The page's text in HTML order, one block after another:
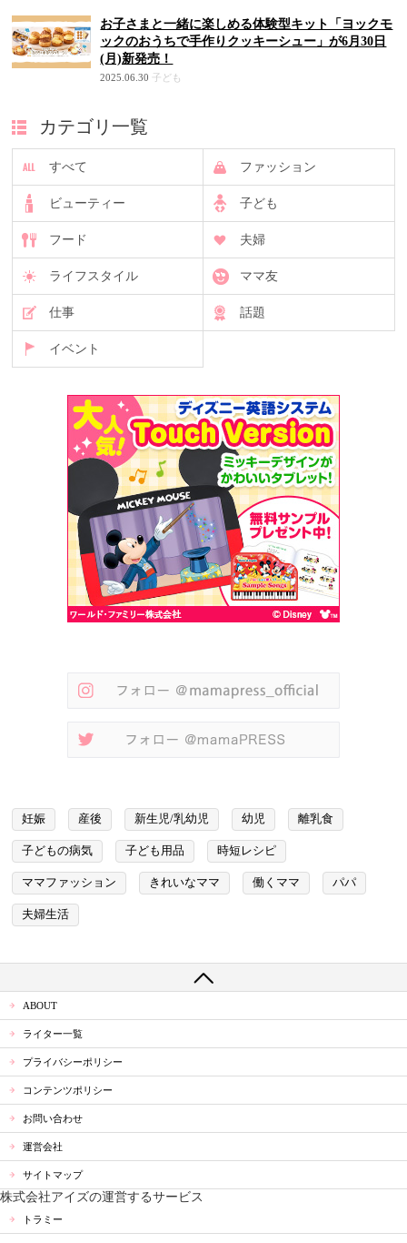
お子さまと一緒に楽しめる体験型キット「ヨックモ
ックのおうちで手作りクッキーシュー」が6月30日
(月)新発売！
2025.06.30 子ども
カテゴリ一覧
すべて ファッション
ビューティー 子ども
フード 夫婦
ライフスタイル ママ友
仕事 話題
イベント
妊娠 産後 新生児/乳幼児 幼児 離乳食
子どもの病気 子ども用品 時短レシピ
ママファッション きれいなママ 働くママ パパ
夫婦生活
ABOUT
ライター一覧
プライバシーポリシー
コンテンツポリシー
お問い合わせ
運営会社
サイトマップ
株式会社アイズの運営するサービス
トラミー